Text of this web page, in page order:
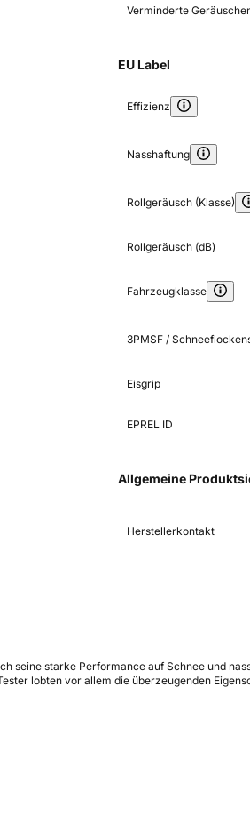
Verminderte
EU Label
Effizienz
Nasshaftung
Rollgeräusch (Klasse)
Rollgeräusch (dB)
Fahrzeugklasse
3PMSF /
Eisgrip
EPREL ID
Allgemeine
Herstellerkontakt
seine starke Performance auf Schnee und
lobten vor allem die überzeugenden